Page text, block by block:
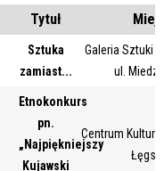
Tytuł
Sztuka
zamiast...
Galeria Sztuki
ul.
Etnokonkurs
pn.
„Najpiękniejszy
Kujawski
Centrum Kultury